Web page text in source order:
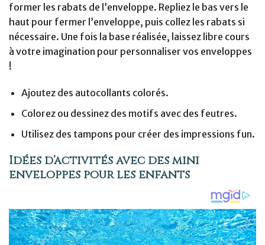
former les rabats de l’enveloppe. Repliez le bas vers le
haut pour fermer l’enveloppe, puis collez les rabats si
nécessaire. Une fois la base réalisée, laissez libre cours
à votre imagination pour personnaliser vos enveloppes
!
Ajoutez des autocollants colorés.
Colorez ou dessinez des motifs avec des feutres.
Utilisez des tampons pour créer des impressions fun.
Idées d’activités avec des mini
enveloppes pour les enfants